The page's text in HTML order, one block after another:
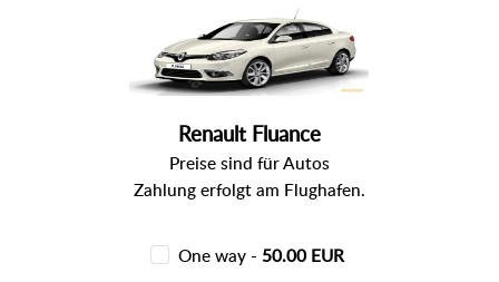
Renault Fluance
Preise sind für Autos
Zahlung erfolgt am Flughafen.
One way - 50.00 EUR